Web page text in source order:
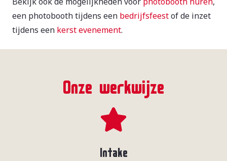
een photobooth tijdens een bedrijfsfeestof de inzet
tijdens een kerst evenement.
Onze werkwijze
Intake